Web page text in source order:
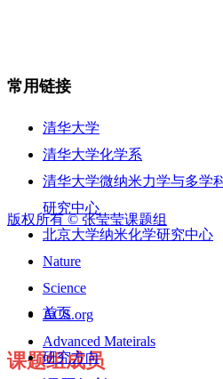
常用链接
清华大学
清华大学化学系
清华大学微纳米力学与多学
研究中心
北京大学纳米化学研究中心
Nature
Science
ACS.org
Advanced Mateirals
课题组成员
版权所有 © 张莹莹课题组
首页
研究方向